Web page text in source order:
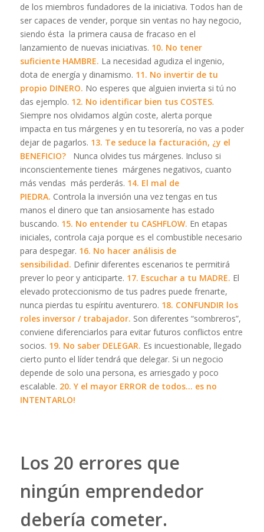
de los miembros fundadores de la iniciativa. Todos han de
ser capaces de vender, porque sin ventas no hay negocio,
siendo ésta la primera causa de fracaso en el
lanzamiento de nuevas iniciativas. 10. No tener
suficiente HAMBRE. La necesidad agudiza el ingenio,
dota de energía y dinamismo. 11. No invertir de tu
propio DINERO. No esperes que alguien invierta si tú no
das ejemplo. 12. No identificar bien tus COSTES.
Siempre nos olvidamos algún coste, alerta porque
impacta en tus márgenes y en tu tesorería, no vas a poder
dejar de pagarlos. 13. Te seduce la facturación, ¿y el
BENEFICIO?Nunca olvides tus márgenes. Incluso si
inconscientemente tienes márgenes negativos, cuanto
más vendas más perderás. 14. El mal de
PIEDRA. Controla la inversión una vez tengas en tus
manos el dinero que tan ansiosamente has estado
buscando. 15. No entender tu CASHFLOW. En etapas
iniciales, controla caja porque es el combustible necesario
para despegar. 16. No hacer análisis de
sensibilidad. Definir diferentes escenarios te permitirá
prever lo peor y anticiparte. 17. Escuchar a tu MADRE. El
elevado proteccionismo de tus padres puede frenarte,
nunca pierdas tu espíritu aventurero. 18. CONFUNDIR los
roles inversor / trabajador. Son diferentes “sombreros”,
conviene diferenciarlos para evitar futuros conflictos entre
socios. 19. No saber DELEGAR. Es incuestionable, llegado
cierto punto el líder tendrá que delegar. Si un negocio
depende de solo una persona, es arriesgado y poco
escalable. 20. Y el mayor ERROR de todos… es no
INTENTARLO!
Los 20 errores que
ningún emprendedor
debería cometer.